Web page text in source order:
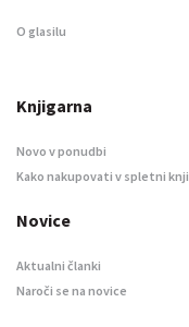
O glasilu
Knjigarna
Novo v ponudbi
Kako nakupovati v spletni
Novice
Aktualni članki
Naroči se na novice